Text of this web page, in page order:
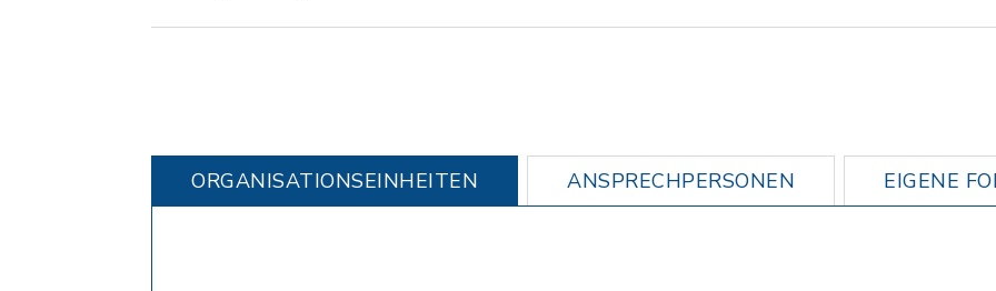
ORGANISATIONS­EINHEITEN ANSPRECHPERSONEN EIGENE